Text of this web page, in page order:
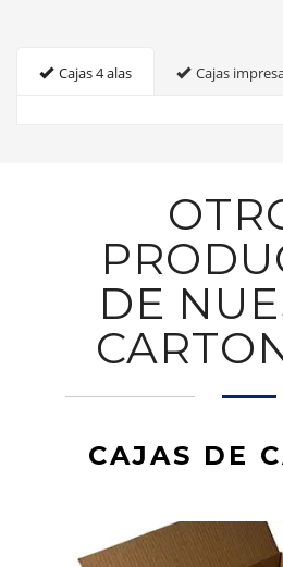
Cajas 4 alas Cajas
DE
CAJAS DE